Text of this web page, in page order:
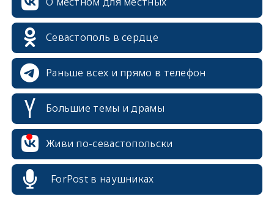
Севастополь в сердце
Раньше всех и прямо в телефон
Большие темы и драмы
Живи по-севастопольски
ForPost в наушниках